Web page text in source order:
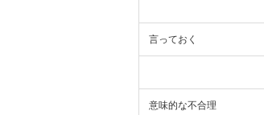
言っておく
意味的な不合理